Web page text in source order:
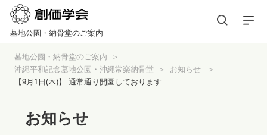
墓地公園・納骨堂のご案内
墓地公園・納骨堂のご案内
沖縄平和記念墓地公園・沖縄常楽納骨堂
お知らせ
【9月1日(木)】 通常通り開園しております
お知らせ